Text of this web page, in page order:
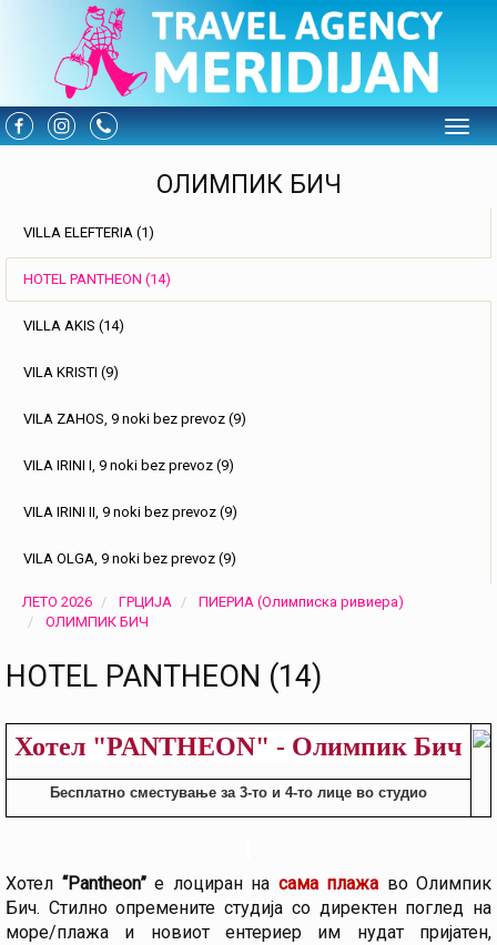
ОЛИМПИК БИЧ
VILLA ELEFTERIA (1)
HOTEL PANTHEON (14)
VILLA AKIS (14)
VILA KRISTI (9)
VILA ZAHOS, 9 noki bez prevoz (9)
VILA IRINI I, 9 noki bez prevoz (9)
VILA IRINI II, 9 noki bez prevoz (9)
VILA OLGA, 9 noki bez prevoz (9)
ЛЕТО 2026 ГРЦИЈА
ПИЕРИА (Олимписка ривиера)
ОЛИМПИК БИЧ
HOTEL PANTHEON (14)
Хотел "PANTHEON" - Олимпик Бич
Бесплатно сместување за 3-то и 4-то лице во студио
Хотел “Pantheon”е лоциран на сама плажа во Олимпик
Бич. Стилно опремените студија со директен поглед на
море/плажа и новиот ентериер им нудат пријатен,